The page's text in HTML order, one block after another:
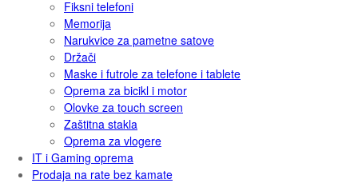
Fiksni telefoni
Memorija
Narukvice za pametne satove
Držači
Maske i futrole za telefone i tablete
Oprema za bicikl i motor
Olovke za touch screen
Zaštitna stakla
Oprema za vlogere
IT i Gaming oprema
Prodaja na rate bez kamate